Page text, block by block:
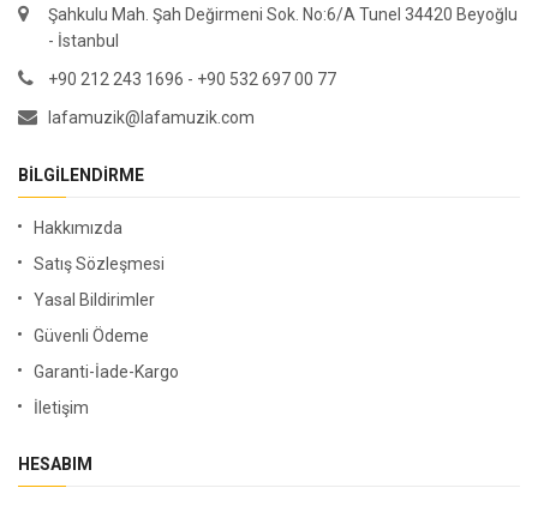
Şahkulu Mah. Şah Değirmeni Sok. No:6/A Tunel 34420 Beyoğlu
- İstanbul
+90 212 243 1696 - +90 532 697 00 77
lafamuzik@lafamuzik.com
BILGILENDIRME
Hakkımızda
Satış Sözleşmesi
Yasal Bildirimler
Güvenli Ödeme
Garanti-İade-Kargo
İletişim
HESABIM